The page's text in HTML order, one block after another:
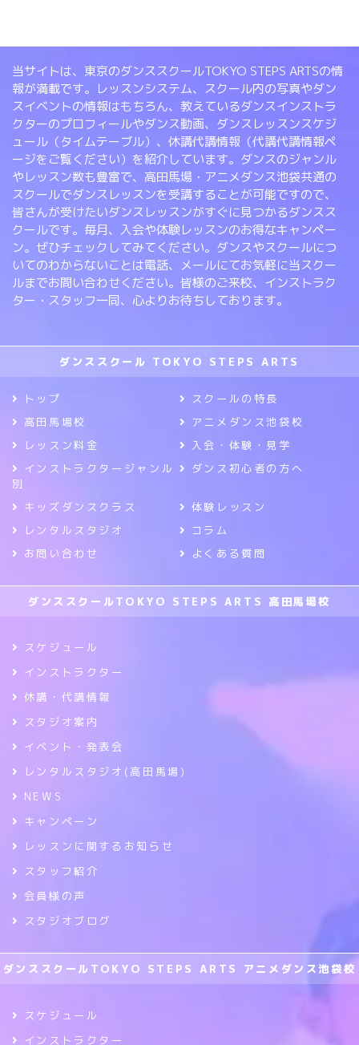
当サイトは、東京のダンススクールTOKYO STEPS ARTSの情
報が満載です。レッスンシステム、スクール内の写真やダン
スイベントの情報はもちろん、教えているダンスインストラ
クターのプロフィールやダンス動画、ダンスレッスンスケジ
ュール（タイムテーブル）、休講代講情報（代講代講情報ペ
ージをご覧ください）を紹介しています。ダンスのジャンル
やレッスン数も豊富で、高田馬場・アニメダンス池袋共通の
スクールでダンスレッスンを受講することが可能ですので、
皆さんが受けたいダンスレッスンがすぐに見つかるダンスス
クールです。毎月、入会や体験レッスンのお得なキャンペー
ン。ぜひチェックしてみてください。ダンスやスクールにつ
いてのわからないことは電話、メールにてお気軽に当スクー
ルまでお問い合わせください。皆様のご来校、インストラク
ター・スタッフ一同、心よりお待ちしております。
ダンススクール TOKYO STEPS ARTS
トップ
スクールの特長
高田馬場校
アニメダンス池袋校
レッスン料金
入会・体験・見学
インストラクタージャンル
別
ダンス初心者の方へ
キッズダンスクラス
体験レッスン
レンタルスタジオ
コラム
お問い合わせ
よくある質問
ダンススクールTOKYO STEPS ARTS 高田馬場校
スケジュール
インストラクター
休講・代講情報
スタジオ案内
イベント・発表会
レンタルスタジオ(高田馬場)
NEWS
キャンペーン
レッスンに関するお知らせ
スタッフ紹介
会員様の声
スタジオブログ
ダンススクールTOKYO STEPS ARTS アニメダンス池袋校
スケジュール
インストラクター